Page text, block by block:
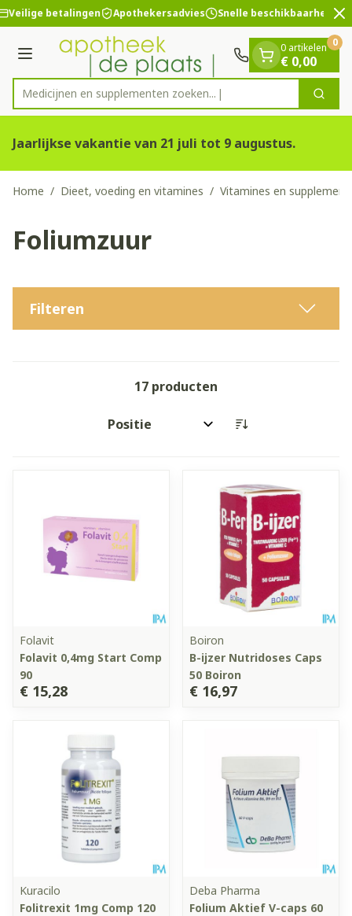
Ga naar de inhoud
2 van 2
Veilige betalingen Apothekersadvies Snelle beschikbaarheid
Menu
Product, merk, categorie...
Medicijnen en supplementen zoeken... Zoek
0 artikelen
€ 0,00
0
Jaarlijkse vakantie van 21 juli tot 9 augustus.
Home / Dieet, voeding en vitamines / Vitamines en
Foliumzuur
Filteren
17 producten
Sorteer op:
Folavit
Folavit 0,4mg Start Comp
90
€ 15,28
Boiron
B-ijzer Nutridoses Caps
50 Boiron
€ 16,97
Kuracilo
Folitrexit 1mg Comp 120
Deba Pharma
Folium Aktief V-caps 60